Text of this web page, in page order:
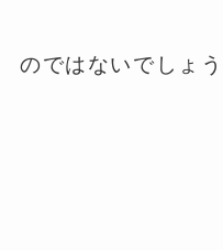
のではないでしょう